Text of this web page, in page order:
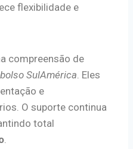
flexibilidade e
compreensão de
SulAmérica . Eles
e
O suporte continua
total